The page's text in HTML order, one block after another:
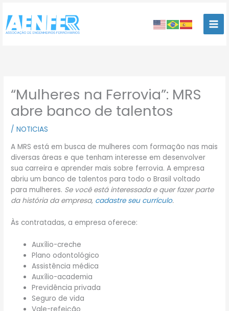
para
conteúdo
“Mulheres na Ferrovia”: MRS
abre banco de talentos
/NOTICIAS
A MRS está em busca de mulheres com formação nas mais
diversas áreas e que tenham interesse em desenvolver
sua carreira e aprender mais sobre ferrovia. A empresa
abriu um banco de talentos para todo o Brasil voltado
para mulheres. Se você está interessada e quer fazer parte
da história da empresa, cadastre seu currículo.
Às contratadas, a empresa oferece:
Auxílio-creche
Plano odontológico
Assistência médica
Auxílio-academia
Previdência privada
Seguro de vida
Vale-refeição